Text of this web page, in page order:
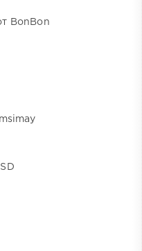
BonBon